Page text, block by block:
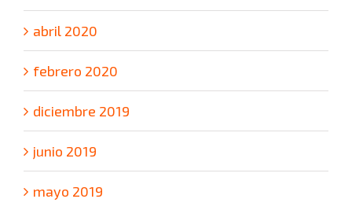
abril 2020
febrero 2020
diciembre 2019
junio 2019
mayo 2019